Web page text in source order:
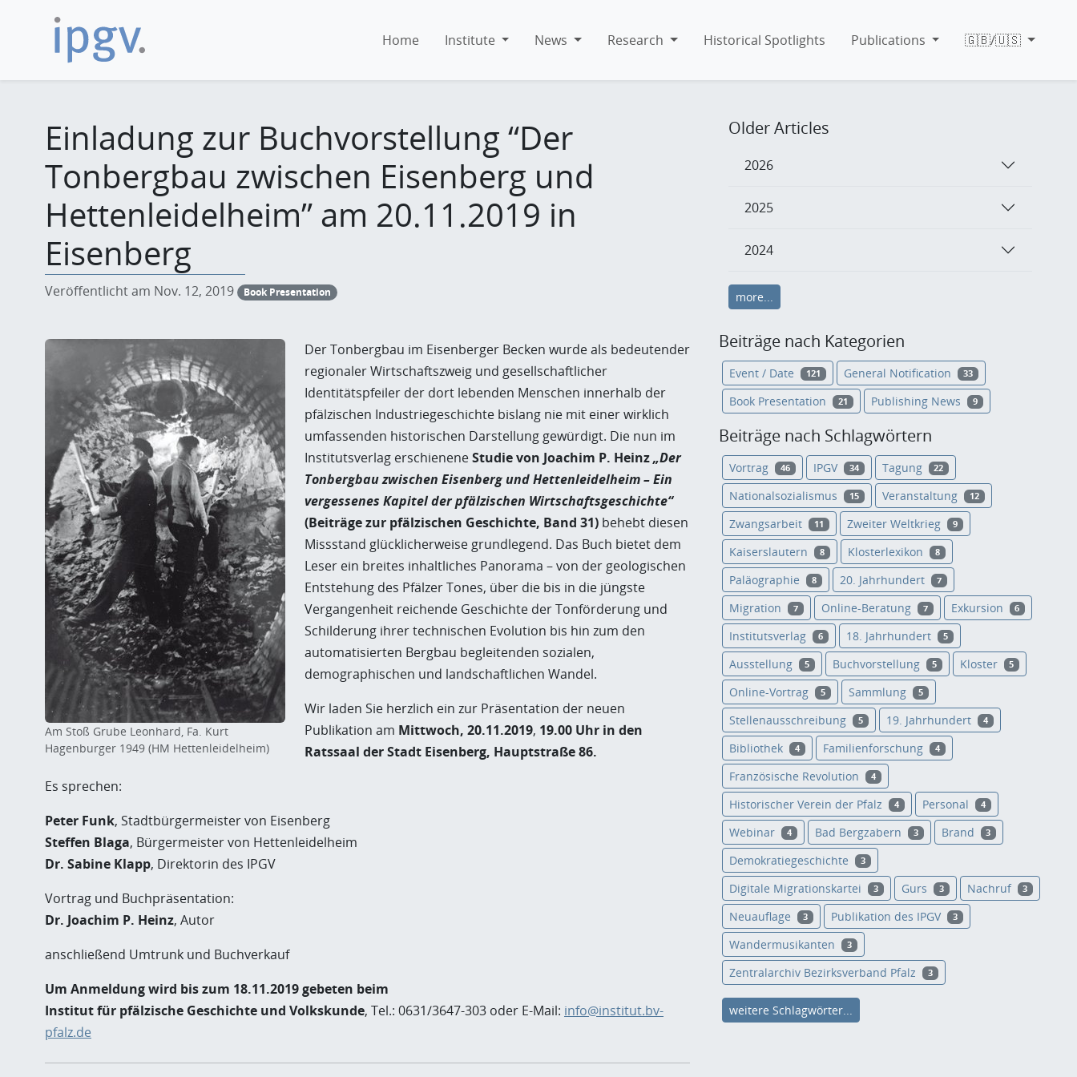
Home Institute News Research Historical Spotlights Publications 🇬🇧/🇺🇸
Einladung zur Buchvorstellung “Der
Tonbergbau zwischen Eisenberg und
Hettenleidelheim” am 20.11.2019 in
Eisenberg
Veröffentlicht am Nov. 12, 2019 Book Presentation
Am Stoß Grube Leonhard, Fa. Kurt
Hagenburger 1949 (HM Hettenleidelheim)
Der Tonbergbau im Eisenberger Becken wurde als bedeutender
regionaler Wirtschaftszweig und gesellschaftlicher
Identitätspfeiler der dort lebenden Menschen innerhalb der
pfälzischen Industriegeschichte bislang nie mit einer wirklich
umfassenden historischen Darstellung gewürdigt. Die nun im
Institutsverlag erschieneneStudie von Joachim P. Heinz„Der
Tonbergbau zwischen Eisenberg und Hettenleidelheim – Ein
vergessenes Kapitel der pfälzischen Wirtschaftsgeschichte“
(Beiträge zur pfälzischen Geschichte, Band 31) behebt diesen
Missstand glücklicherweise grundlegend. Das Buch bietet dem
Leser ein breites inhaltliches Panorama – von der geologischen
Entstehung des Pfälzer Tones, über die bis in die jüngste
Vergangenheit reichende Geschichte der Tonförderung und
Schilderung ihrer technischen Evolution bis hin zum den
automatisierten Bergbau begleitenden sozialen,
demographischen und landschaftlichen Wandel.
Wir laden Sie herzlich ein zur Präsentation der neuen
Publikation am Mittwoch, 20.11.2019, 19.00 Uhr in den
Ratssaal der Stadt Eisenberg, Hauptstraße 86.
Es sprechen:
Peter Funk, Stadtbürgermeister von Eisenberg
Steffen Blaga, Bürgermeister von Hettenleidelheim
Dr. Sabine Klapp, Direktorin des IPGV
Vortrag und Buchpräsentation:
Dr. Joachim P. Heinz, Autor
anschließend Umtrunk und Buchverkauf
Um Anmeldung wird bis zum 18.11.2019 gebeten beim
Institut für pfälzische Geschichte und Volkskunde, Tel.: 0631/3647-303 oder E-Mail: info@institut.bv-
pfalz.de
Older Articles
2026
2025
2024
more...
Beiträge nach Kategorien
Event / Date 121 General Notification 33
Book Presentation 21 Publishing News 9
Beiträge nach Schlagwörtern
Vortrag 46 IPGV 34 Tagung 22
Nationalsozialismus 15 Veranstaltung 12
Zwangsarbeit 11 Zweiter Weltkrieg 9
Kaiserslautern 8 Klosterlexikon 8
Paläographie 8 20. Jahrhundert 7
Migration 7 Online-Beratung 7 Exkursion 6
Institutsverlag 6 18. Jahrhundert 5
Ausstellung 5 Buchvorstellung 5 Kloster 5
Online-Vortrag 5 Sammlung 5
Stellenausschreibung 5 19. Jahrhundert 4
Bibliothek 4 Familienforschung 4
Französische Revolution 4
Historischer Verein der Pfalz 4 Personal 4
Webinar 4 Bad Bergzabern 3 Brand 3
Demokratiegeschichte 3
Digitale Migrationskartei 3 Gurs 3 Nachruf 3
Neuauflage 3 Publikation des IPGV 3
Wandermusikanten 3
Zentralarchiv Bezirksverband Pfalz 3
weitere Schlagwörter...